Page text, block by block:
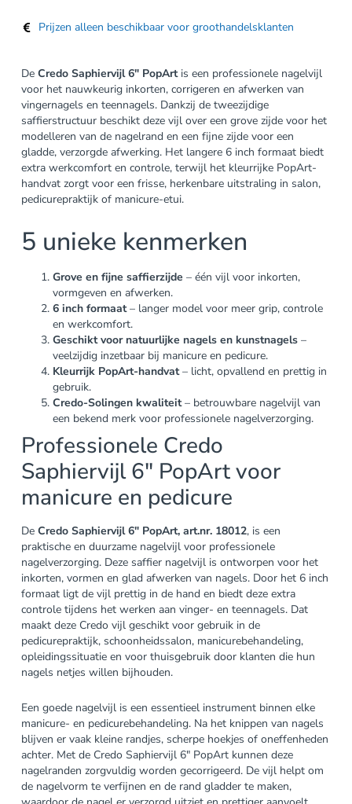
Prijzen alleen beschikbaar voor groothandelsklanten
De Credo Saphiervijl 6″ PopArtis een professionele nagelvijl
voor het nauwkeurig inkorten, corrigeren en afwerken van
vingernagels en teennagels. Dankzij de tweezijdige
saffierstructuur beschikt deze vijl over een grove zijde voor het
modelleren van de nagelrand en een fijne zijde voor een
gladde, verzorgde afwerking. Het langere 6 inch formaat biedt
extra werkcomfort en controle, terwijl het kleurrijke PopArt-
handvat zorgt voor een frisse, herkenbare uitstraling in salon,
pedicurepraktijk of manicure-etui.
5 unieke kenmerken
Grove en fijne saffierzijde – één vijl voor inkorten,
vormgeven en afwerken.
6 inch formaat– langer model voor meer grip, controle
en werkcomfort.
Geschikt voor natuurlijke nagels en kunstnagels–
veelzijdig inzetbaar bij manicure en pedicure.
Kleurrijk PopArt-handvat– licht, opvallend en prettig in
gebruik.
Credo-Solingen kwaliteit– betrouwbare nagelvijl van
een bekend merk voor professionele nagelverzorging.
Professionele Credo
Saphiervijl 6″ PopArt voor
manicure en pedicure
De Credo Saphiervijl 6″ PopArt, art.nr. 18012, is een
praktische en duurzame nagelvijl voor professionele
nagelverzorging. Deze saffier nagelvijl is ontworpen voor het
inkorten, vormen en glad afwerken van nagels. Door het 6 inch
formaat ligt de vijl prettig in de hand en biedt deze extra
controle tijdens het werken aan vinger- en teennagels. Dat
maakt deze Credo vijl geschikt voor gebruik in de
pedicurepraktijk, schoonheidssalon, manicurebehandeling,
opleidingssituatie en voor thuisgebruik door klanten die hun
nagels netjes willen bijhouden.
Een goede nagelvijl is een essentieel instrument binnen elke
manicure- en pedicurebehandeling. Na het knippen van nagels
blijven er vaak kleine randjes, scherpe hoekjes of oneffenheden
achter. Met de Credo Saphiervijl 6″ PopArt kunnen deze
nagelranden zorgvuldig worden gecorrigeerd. De vijl helpt om
de nagelvorm te verfijnen en de rand gladder te maken,